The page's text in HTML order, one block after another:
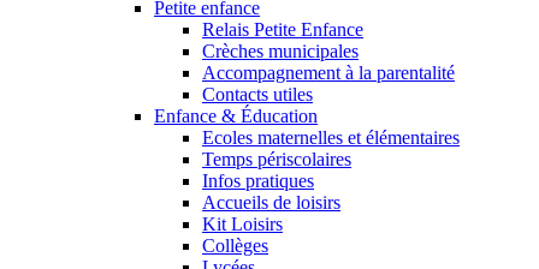
Petite enfance
Relais Petite Enfance
Crèches municipales
Accompagnement à la parentalité
Contacts utiles
Enfance & Éducation
Ecoles maternelles et élémentaires
Temps périscolaires
Infos pratiques
Accueils de loisirs
Kit Loisirs
Collèges